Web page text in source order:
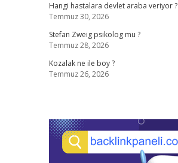
Hangi hastalara devlet araba veriyor ?
Temmuz 30, 2026
Stefan Zweig psikolog mu ?
Temmuz 28, 2026
Kozalak ne ile boy ?
Temmuz 26, 2026